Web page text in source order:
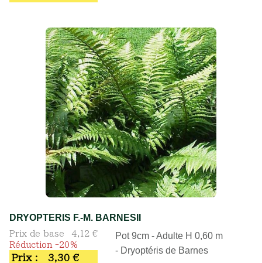
DRYOPTERIS F.-M. BARNESII
Prix de base
4,12 €
Réduction -20%
Prix : 3,30 €
Pot 9cm - Adulte H 0,60 m
- Dryoptéris de Barnes